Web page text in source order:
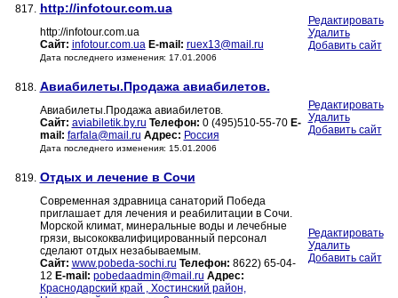
817. http://infotour.com.ua
http://infotour.com.ua
Сайт: infotour.com.ua E-mail: ruex13@mail.ru
Дата последнего изменения: 17.01.2006
Редактировать
Удалить
Добавить сайт
818. Авиабилеты.Продажа авиабилетов.
Авиабилеты.Продажа авиабилетов.
Сайт: aviabiletik.by.ru Телефон: 0 (495)510-55-70 E-
mail: farfala@mail.ru Адрес: Россия
Дата последнего изменения: 15.01.2006
Редактировать
Удалить
Добавить сайт
819. Отдых и лечение в Сочи
Современная здравница санаторий Победа
приглашает для лечения и реабилитации в Сочи.
Морской климат, минеральные воды и лечебные
грязи, высококвалифицированный персонал
сделают отдых незабываемым.
Сайт: www.pobeda-sochi.ru Телефон: 8622) 65-04-
12 E-mail: pobedaadmin@mail.ru Адрес:
Краснодарский край , Хостинский район,
Редактировать
Удалить
Добавить сайт